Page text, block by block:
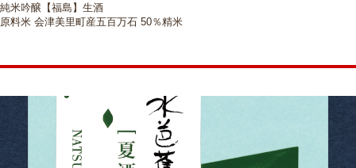
純米吟醸【福島】生酒
原料米 会津美里町産五百万石 50％精米